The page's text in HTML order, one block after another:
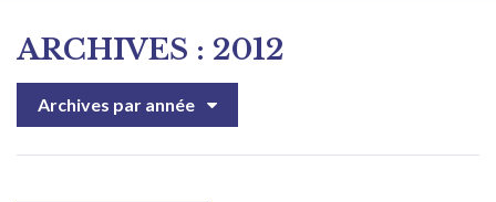
ARCHIVES : 2012
Archives par année